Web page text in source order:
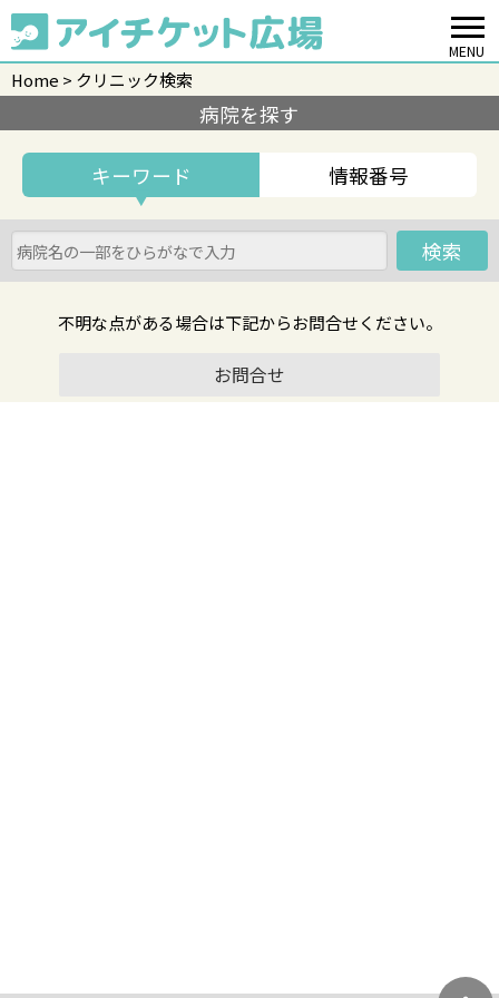
MENU
Home クリニック検索
病院を探す
キーワード
▼
情報番号
検索
不明な点がある場合は下記からお問合せください。
お問合せ